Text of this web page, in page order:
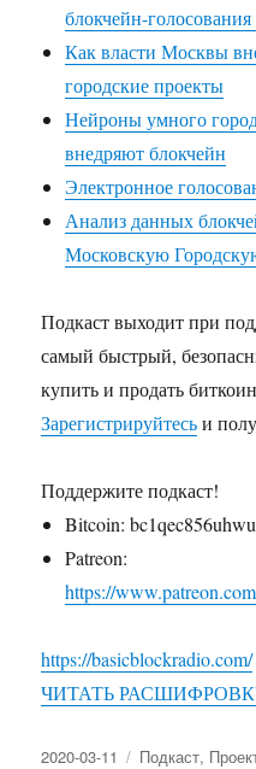
блокчейн-
Как власти Москвы
городские проекты
Нейроны умного
внедряют блокчейн
Электронное
Анализ данных
Московскую
Подкаст выходит при
самый быстрый,
купить и продать
Зарегистрируйтесьи
Поддержите подкаст!
Bitcoin:
Patreon:
https://
https://basicblockradio.com/
ЧИТАТЬ
Опубликовано
2020-03-11 Рубрики
Подкаст,